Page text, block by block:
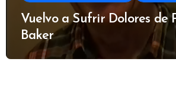
Vuelvo a Sufrir Dolores de
Baker